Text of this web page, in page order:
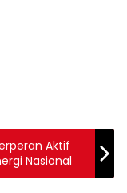
Aktif
Nasional